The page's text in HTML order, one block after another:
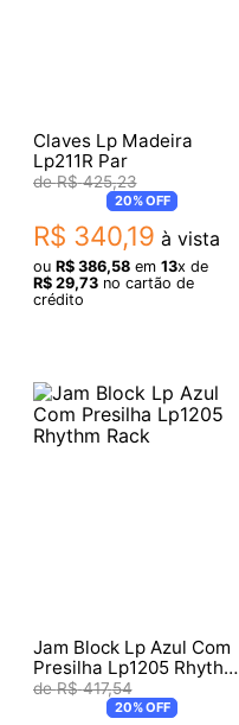
Claves Lp Madeira
Lp211R Par
R$ 425,23
20%OFF
R$ 340,19 à vista
ou R$ 386,58em 13x de
R$ 29,73no cartão de
crédito
Jam Block Lp Azul Com
Presilha Lp1205 Rhythm
Rack
R$ 417,54
20%OFF